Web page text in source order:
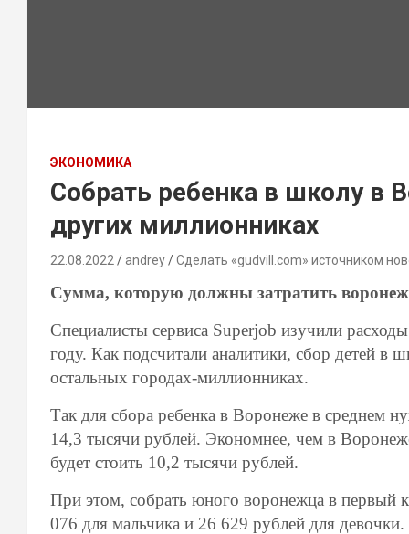
ЭКОНОМИКА
Собрать ребенка в школу в
других миллионниках
22.08.2022 andrey Сделать «gudvill.com» источником
Сумма, которую должны затратить
Специалисты сервиса Superjob изучили
году. Как подсчитали аналитики, сбор детей в
остальных городах-миллионниках.
Так для сбора ребенка в Воронеже в среднем
14,3 тысячи рублей. Экономнее, чем в
будет стоить 10,2 тысячи рублей.
При этом, собрать юного воронежца в первый
076 для мальчика и 26 629 рублей для